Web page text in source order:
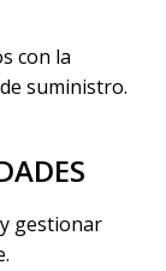
con la
suministro.
gestionar